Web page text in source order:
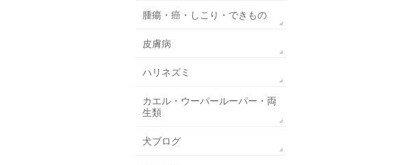
腫瘍・癌・しこり・できもの
皮膚病
ハリネズミ
カエル・ウーパールーパー・両
生類
犬ブログ